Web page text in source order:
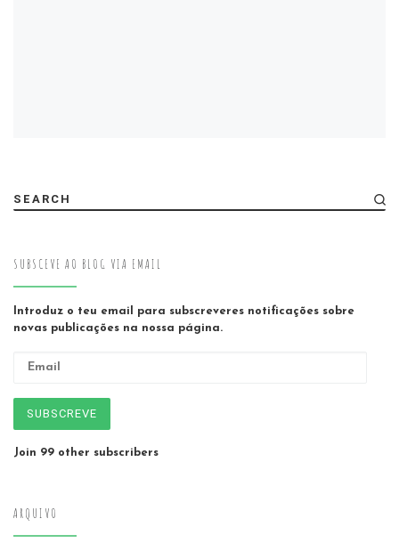
SEARCH
SUBSCEVE AO BLOG VIA EMAIL
Introduz o teu email para subscreveres notificações sobre
novas publicações na nossa página.
SUBSCREVE
Join 99 other subscribers
ARQUIVO